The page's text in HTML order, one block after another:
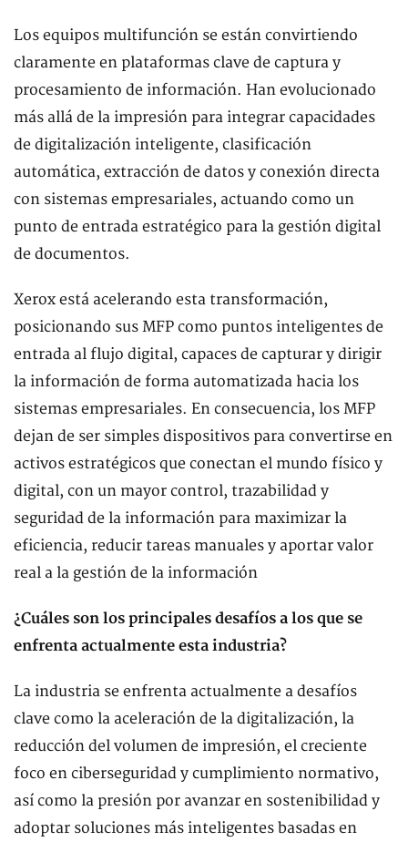
Los equipos multifunción se están convirtiendo
claramente en plataformas clave de captura y
procesamiento de información. Han evolucionado
más allá de la impresión para integrar capacidades
de digitalización inteligente, clasificación
automática, extracción de datos y conexión directa
con sistemas empresariales, actuando como un
punto de entrada estratégico para la gestión digital
de documentos.
Xerox está acelerando esta transformación,
posicionando sus MFP como puntos inteligentes de
entrada al flujo digital, capaces de capturar y dirigir
la información de forma automatizada hacia los
sistemas empresariales. En consecuencia, los MFP
dejan de ser simples dispositivos para convertirse en
activos estratégicos que conectan el mundo físico y
digital, con un mayor control, trazabilidad y
seguridad de la información para maximizar la
eficiencia, reducir tareas manuales y aportar valor
real a la gestión de la información
¿Cuáles son los principales desafíos a los que se
enfrenta actualmente esta industria?
La industria se enfrenta actualmente a desafíos
clave como la aceleración de la digitalización, la
reducción del volumen de impresión, el creciente
foco en ciberseguridad y cumplimiento normativo,
así como la presión por avanzar en sostenibilidad y
adoptar soluciones más inteligentes basadas en